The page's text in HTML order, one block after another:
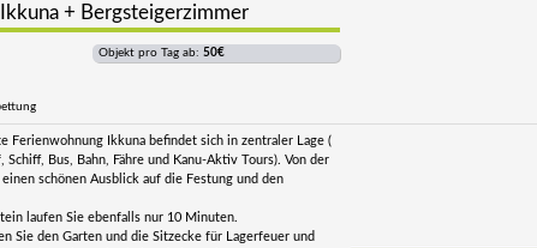
+ Bergsteigerzimmer
Objekt pro Tag ab: 50€
Ferienwohnung Ikkuna befindet sich in zentraler Lage (
Schiff, Bus, Bahn, Fähre und Kanu-Aktiv Tours). Von der
schönen Ausblick auf die Festung und den
laufen Sie ebenfalls nur 10 Minuten.
Sie den Garten und die Sitzecke für Lagerfeuer und